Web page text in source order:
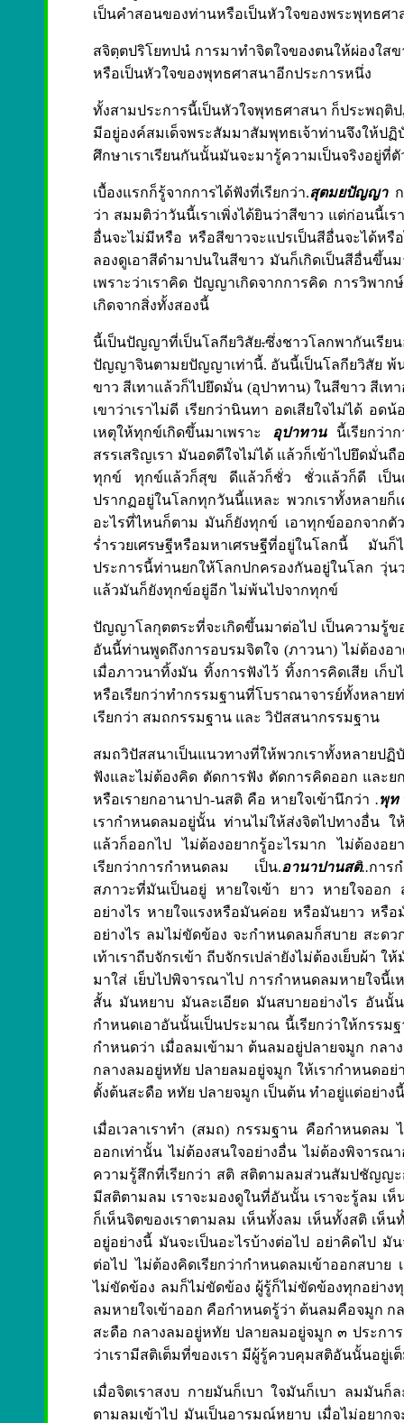
เป็นคำสอนของท่านหรือเป็นหัวใจของพระพุทธศ
สจิตฺตปริโยทปนํ การมาทำจิตใจของตนให้ผ่องใส
หรือเป็นหัวใจของพุทธศาสนาอีกประการหนึ่ง
ทั้งสามประการนี้เป็นหัวใจพุทธศาสนา ก็ประพฤติ
มีอยู่องค์สมเด็จพระสัมมาสัมพุทธเจ้าท่านจึงให้ป
ศึกษาเราเรียนกันนั้นมันจะมารู้ความเป็นจริงอยู่ที่ตั
เบื้องแรกก็รู้จากการได้ฟังที่เรียกว่า.สุตมยปัญญาก
ว่า สมมติว่าวันนี้เราเพิ่งได้ยินว่าสีขาว แต่ก่อนนี้เ
อื่นจะไม่มีหรือ หรือสีขาวจะแปรเป็นสีอื่นจะได้หรื
ลองดูเอาสีดำมาปนในสีขาว มันก็เกิดเป็นสีอื่นขึ้น
เพราะว่าเราคิด ปัญญาเกิดจากการคิด การวิพา
เกิดจากสิ่งทั้งสองนี้
นี้เป็นปัญญาที่เป็นโลกียวิสัย.ซึ่งชาวโลกพากันเรี
ปัญญาจินตามยปัญญาเท่านี้. อันนี้เป็นโลกียวิสัย พ้น
ขาว สีเทาแล้วก็ไปยึดมั่น (อุปาทาน) ในสีขาว สีเท
เขาว่าเราไม่ดี เรียกว่านินทา อดเสียใจไม่ได้ อ
เหตุให้ทุกข์เกิดขึ้นมาเพราะ
อุปาทานนี้เรียกว่าก
สรรเสริญเรา มันอดดีใจไม่ได้ แล้วก็เข้าไปยึดมั่
ทุกข์ ทุกข์แล้วก็สุข ดีแล้วก็ชั่ว ชั่วแล้วก็ดี เป็นตั
ปรากฏอยู่ในโลกทุกวันนี้แหละ พวกเราทั้งหลายก็เ
อะไรที่ไหนก็ตาม มันก็ยังทุกข์ เอาทุกข์ออกจาก
ร่ำรวยเศรษฐีหรือมหาเศรษฐีที่อยู่ในโลกนี้ มั
ประการนี้ท่านยกให้โลกปกครองกันอยู่ในโลก วุ่
แล้วมันก็ยังทุกข์อยู่อีก ไม่พ้นไปจากทุกข์
ปัญญาโลกุตตระที่จะเกิดขึ้นมาต่อไป เป็นความรู้
อันนี้ท่านพูดถึงการอบรมจิตใจ (ภาวนา) ไม่ต้องอ
เมื่อภาวนาทิ้งมัน ทิ้งการฟังไว้ ทิ้งการคิดเสีย เก็
หรือเรียกว่าทำกรรมฐานที่โบราณาจารย์ทั้งหล
เรียกว่า สมถกรรมฐาน และ วิปัสสนากรรมฐาน
สมถวิปัสสนาเป็นแนวทางที่ให้พวกเราทั้งหลายปฏิ
ฟังและไม่ต้องคิด ตัดการฟัง ตัดการคิดออก และ
หรือเรายกอานาปา-นสติ คือ หายใจเข้านึกว่า .พุท
เรากำหนดลมอยู่นั้น ท่านไม่ให้ส่งจิตไปทางอื่น ใ
แล้วก็ออกไป ไม่ต้องอยากรู้อะไรมาก ไม่ต้องอย
เรียกว่าการกำหนดลม เป็น.อานาปานสติ..การ
สภาวะที่มันเป็นอยู่ หายใจเข้า ยาว หายใจออ
อย่างไร หายใจแรงหรือมันค่อย หรือมันยาว หรื
อย่างไร ลมไม่ขัดข้อง จะกำหนดลมก็สบาย สะดวก
เท้าเราถีบจักรเข้า ถีบจักรเปล่ายังไม่ต้องเย็บผ้า
มาใส่ เย็บไปพิจารณาไป การกำหนดลมหายใจนี้
สั้น มันหยาบ มันละเอียด มันสบายอย่างไร อันนั้
กำหนดเอาอันนั้นเป็นประมาณ นี้เรียกว่าให้กรรม
กำหนดว่า เมื่อลมเข้ามา ต้นลมอยู่ปลายจมูก กล
กลางลมอยู่หทัย ปลายลมอยู่จมูก ให้เรากำหนดอ
ตั้งต้นสะดือ หทัย ปลายจมูก เป็นต้น ทำอยู่แต่อย่าง
เมื่อเวลาเราทำ (สมถ) กรรมฐาน คือกำหนดลม
ออกเท่านั้น ไม่ต้องสนใจอย่างอื่น ไม่ต้องพิจารณ
ความรู้สึกที่เรียกว่า สติ สติตามลมส่วนสัมปชัญญ
มีสติตามลม เราจะมองดูในที่อันนั้น เราจะรู้ลม เ
ก็เห็นจิตของเราตามลม เห็นทั้งลม เห็นทั้งสติ เห็
อยู่อย่างนี้ มันจะเป็นอะไรบ้างต่อไป อย่าคิดไป มั
ต่อไป ไม่ต้องคิดเรียกว่ากำหนดลมเข้าออกสบา
ไม่ขัดข้อง ลมก็ไม่ขัดข้อง ผู้รู้ก็ไม่ขัดข้องทุกอย่าง
ลมหายใจเข้าออก คือกำหนดรู้ว่า ต้นลมคือจมูก
สะดือ กลางลมอยู่หทัย ปลายลมอยู่จมูก ๓ ประกา
ว่าเรามีสติเต็มที่ของเรา มีผู้รู้ควบคุมสติอันนั้นอยู่เ
เมื่อจิตเราสงบ กายมันก็เบา ใจมันก็เบา ลมมันก็
ตามลมเข้าไป มันเป็นอารมณ์หยาบ เมื่อไม่อยาก